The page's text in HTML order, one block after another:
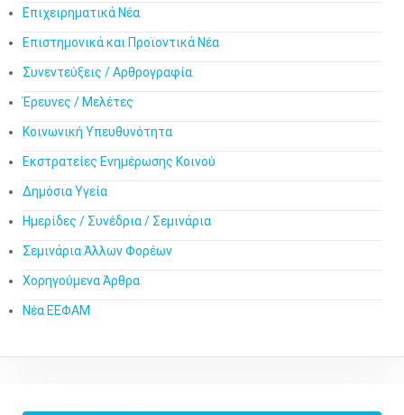
Επιχειρηματικά Νέα
Επιστημονικά και Προϊοντικά Νέα
Συνεντεύξεις / Αρθρογραφία
Έρευνες / Μελέτες
Κοινωνική Υπευθυνότητα
Εκστρατείες Ενημέρωσης Κοινού
Δημόσια Υγεία
Ημερίδες / Συνέδρια / Σεμινάρια
Σεμινάρια Άλλων Φορέων
Χορηγούμενα Άρθρα
Νέα ΕΕΦΑΜ